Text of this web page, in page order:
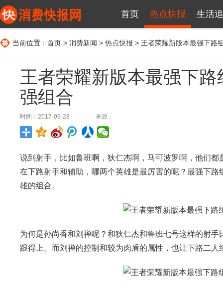
首页 热点快报 生活
当前位置： 首页 > 消费新闻 > 热点快报 > 王者荣耀新版本最强下路
王者荣耀新版本最强下
强组合
时间：2017-09-28 来源：
说到射手，比如鲁班啊，狄仁杰啊，马可波罗啊，他们
在下路射手和辅助，哪两个英雄是最厉害的呢？最强下
雄的组合。
为何是孙尚香和刘禅呢？和狄仁杰和鲁班七号这样的射
跟得上。而刘禅的控制和较为肉盾的属性，也让下路二人